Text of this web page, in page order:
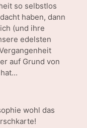
so selbstlos
haben, dann
(und ihre
edelsten
auf Grund von
wohl das